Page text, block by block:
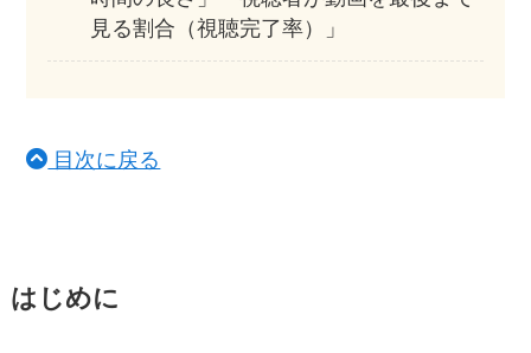
見る割合（視聴完了率）」
目次に戻る
はじめに